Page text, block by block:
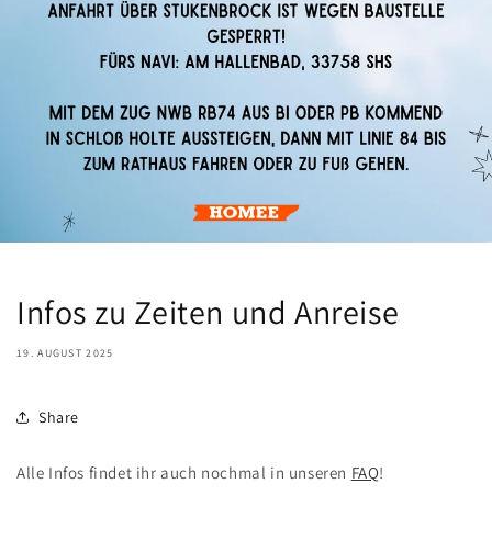
Infos zu Zeiten und Anreise
19. AUGUST 2025
Share
Alle Infos findet ihr auch nochmal in unseren FAQ!